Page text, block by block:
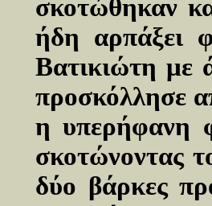
σκοτώθηκαν
ήδη αρπάξει
Βατικιώτη με
προσκόλλησε
η υπερήφανη
σκοτώνοντας
δύο βάρκες